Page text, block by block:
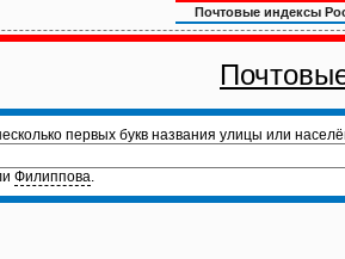
Почтовые индексы
первых букв названия улицы или
Филиппова.